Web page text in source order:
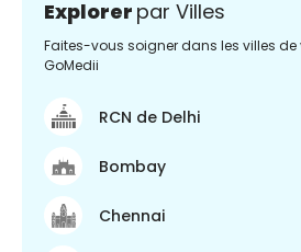
Explorer par Villes
Faites-vous soigner dans les villes de
GoMedii
RCN de Delhi
Bombay
Chennai